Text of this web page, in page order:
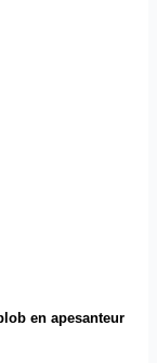
en apesanteur